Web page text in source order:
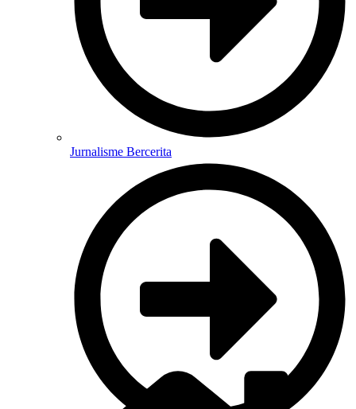
Jurnalisme Bercerita